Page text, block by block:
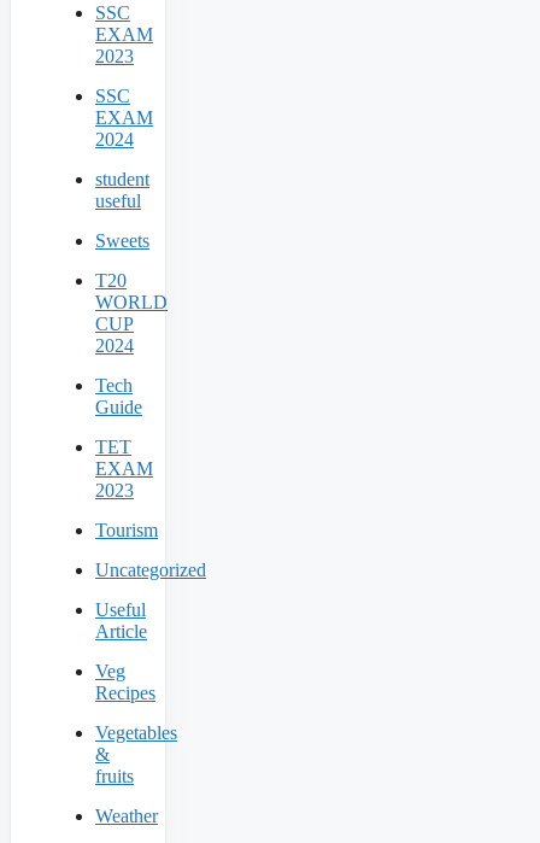
SSC
EXAM
2023
SSC
EXAM
2024
student
useful
Sweets
T20
WORLD
CUP
2024
Tech
Guide
TET
EXAM
2023
Tourism
Uncategorized
Useful
Article
Veg
Recipes
Vegetables
&
fruits
Weather